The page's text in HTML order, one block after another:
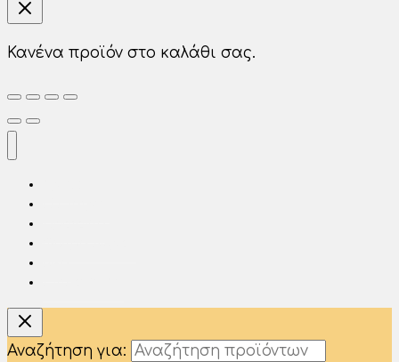
Κανένα προϊόν στο καλάθι σας.
Αναζήτηση για: